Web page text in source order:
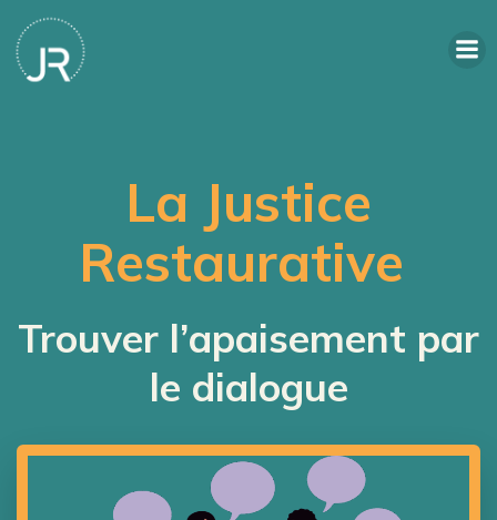
La Justice
Restaurative
Trouver l’apaisement par
le dialogue